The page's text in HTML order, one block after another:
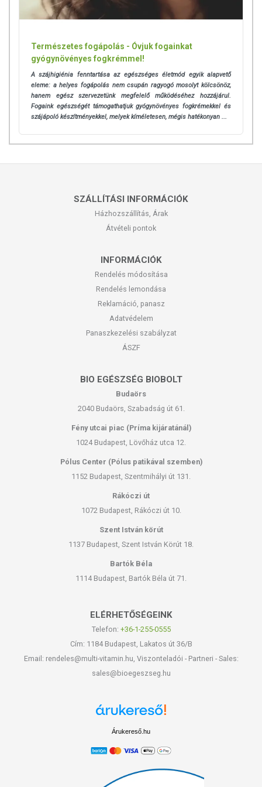
Természetes fogápolás - Óvjuk fogainkat
gyógynövényes fogkrémmel!
A szájhigiénia fenntartása az egészséges életmód egyik alapvető
eleme: a helyes fogápolás nem csupán ragyogó mosolyt kölcsönöz,
hanem egész szervezetünk megfelelő működéséhez hozzájárul.
Fogaink egészségét támogathatjuk gyógynövényes fogkrémekkel és
szájápoló készítményekkel, melyek kíméletesen, mégis hatékonyan ...
SZÁLLÍTÁSI INFORMÁCIÓK
Házhozszállítás, Árak
Átvételi pontok
INFORMÁCIÓK
Rendelés módosítása
Rendelés lemondása
Reklamáció, panasz
Adatvédelem
Panaszkezelési szabályzat
ÁSZF
BIO EGÉSZSÉG BIOBOLT
Budaörs
2040 Budaörs, Szabadság út 61.
Fény utcai piac (Príma kijáratánál)
1024 Budapest, Lövőház utca 12.
Pólus Center (Pólus patikával szemben)
1152 Budapest, Szentmihályi út 131.
Rákóczi út
1072 Budapest, Rákóczi út 10.
Szent István körút
1137 Budapest, Szent István Körút 18.
Bartók Béla
1114 Budapest, Bartók Béla út 71.
ELÉRHETŐSÉGEINK
Telefon: +36-1-255-0555
Cím: 1184 Budapest, Lakatos út 36/B
Email: rendeles@multi-vitamin.hu, Viszonteladói - Partneri - Sales:
sales@bioegeszseg.hu
Árukereső.hu